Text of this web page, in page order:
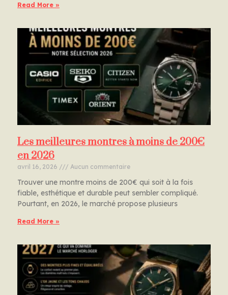
Read More »
Les meilleures montres à moins de 200€
en 2026
avril 16, 2026 Aucun commentaire
Trouver une montre moins de 200€ qui soit à la fois
fiable, esthétique et durable peut sembler compliqué.
Pourtant, en 2026, le marché propose plusieurs
Read More »